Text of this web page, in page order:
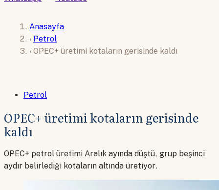
Anasayfa
› Petrol
› OPEC+ üretimi kotaların gerisinde kaldı
Petrol
OPEC+ üretimi kotaların gerisinde
kaldı
OPEC+ petrol üretimi Aralık ayında düştü, grup beşinci
aydır belirlediği kotaların altında üretiyor.